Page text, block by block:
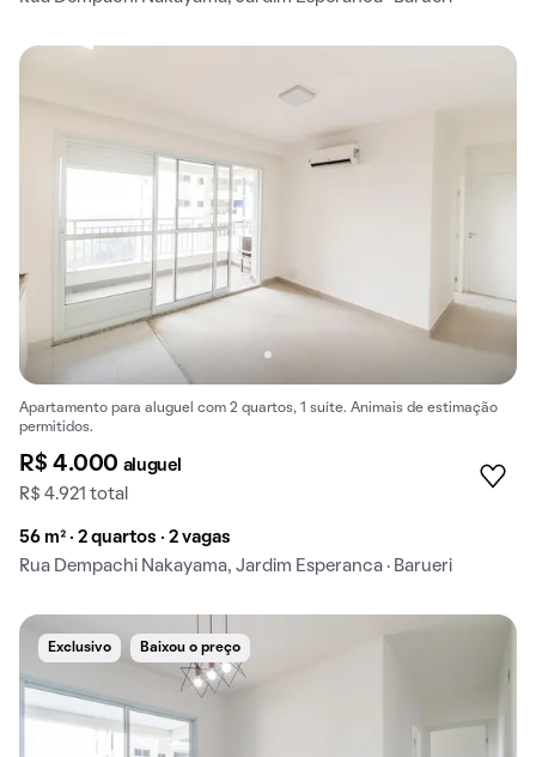
Apartamento para aluguel com 2 quartos, 1 suíte. Animais de estimação
permitidos.
R$ 4.000 aluguel
R$ 4.921 total
56 m² · 2 quartos · 2 vagas
Rua Dempachi Nakayama, Jardim Esperanca · Barueri
Exclusivo Baixou o preço